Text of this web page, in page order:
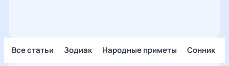
Все статьи Зодиак Народные приметы Сонник